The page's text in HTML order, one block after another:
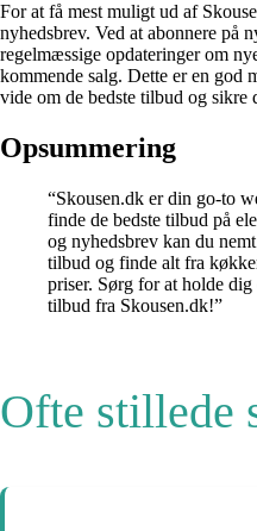
For at få mest muligt ud af
nyhedsbrev. Ved at abonnere på
regelmæssige opdateringer om
kommende salg. Dette er en god
vide om de bedste tilbud og
Opsummering
“Skousen.dk er din go-to
finde de bedste tilbud på
og nyhedsbrev kan du
tilbud og finde alt fra
priser. Sørg for at holde
tilbud fra Skousen.dk!”
Ofte stillede